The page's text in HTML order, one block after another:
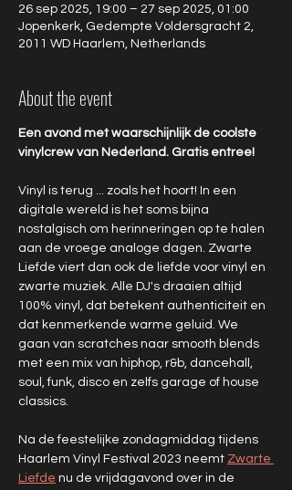
26 sep 2025, 19:00 – 27 sep 2025, 01:00
Jopenkerk, Gedempte Voldersgracht 2,
2011 WD Haarlem, Netherlands
About the event
Een avond met waarschijnlijk de coolste
vinylcrew van Nederland. Gratis entree!
Vinyl is terug ... zoals het hoort! In een
digitale wereld is het soms bijna
nostalgisch om herinneringen op te halen
aan de vroege analoge dagen. Zwarte
Liefde viert dan ook de liefde voor vinyl en
zwarte muziek. Alle DJ's draaien altijd
100% vinyl, dat betekent authenticiteit en
dat kenmerkende warme geluid. We
gaan van scratches naar smooth blends
met een mix van hiphop, r&b, dancehall,
soul, funk, disco en zelfs garage of house
classics.
Na de feestelijke zondagmiddag tijdens
Haarlem Vinyl Festival 2023 neemt Zwarte
Liefde nu de vrijdagavond over in de